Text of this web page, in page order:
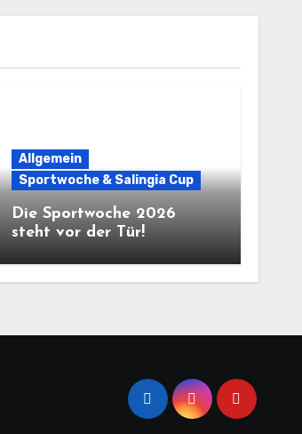
Allgemein
Sportwoche & Salingia Cup
Die Sportwoche 2026
steht vor der Tür!